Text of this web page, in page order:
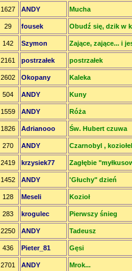
1627 ANDY Mucha
29 fousek Obudź się, dzik w
142 Szymon Zające, zające... i
2161 postrzałek postrzałek
2602 Okopany Kaleka
504 ANDY Kuny
1559 ANDY Róża
1826 Adrianooo Św. Hubert czuwa
270 ANDY Czarnobyl ,
2419 krzysiek77 Zagłębie
1452 ANDY 'Głuchy" dzień
128 Meseli Kozioł
283 krogulec Pierwszy śnieg
2250 ANDY Tadeusz
436 Pieter_81 Gęsi
2701 ANDY Mrok...